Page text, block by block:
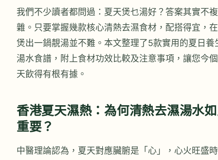
我們不少讀者都問過：夏天煲乜湯好？答案其實不複
雜。只要掌握幾款核心清熱去濕食材，配搭得宜，
煲出一鍋靚湯並不難。本文整理了5款實用的夏日養
湯水食譜，附上食材功效比較及注意事項，讓您今
天飲得有根有據。
香港夏天濕熱：為何清熱去濕湯水
重要？
中醫理論認為，夏天對應臟腑是「心」，心火旺盛